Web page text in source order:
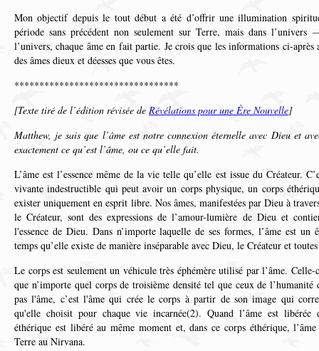
Mon objectif depuis le tout début a été d’offrir une illumination
période sans précédent non seulement sur Terre, mais dans
l’univers, chaque âme en fait partie. Je crois que les informations ci-
des âmes dieux et déesses que vous êtes.
*********************************
[Texte tiré de l’édition révisée de Révélations pour une Ère Nouvelle]
Matthew, je sais que l’âme est notre connexion éternelle avec Dieu et
exactement ce qu’est l’âme, ou ce qu’elle fait.
L’âme est l’essence même de la vie telle qu’elle est issue du Créateur.
vivante indestructible qui peut avoir un corps physique, un corps
exister uniquement en esprit libre. Nos âmes, manifestées par Dieu à
le Créateur, sont des expressions de l’amour-lumière de Dieu et
l'essence de Dieu. Dans n’importe laquelle de ses formes, l’âme est un
temps qu’elle existe de manière inséparable avec Dieu, le Créateur et
Le corps est seulement un véhicule très éphémère utilisé par l’âme.
que n’importe quel corps de troisième densité tel que ceux de
pas l'âme, c’est l'âme qui crée le corps à partir de son image qui
qu'elle choisit pour chaque vie incarnée(2). Quand l’âme est libérée
éthérique est libéré au même moment et, dans ce corps éthérique,
Terre au Nirvana.